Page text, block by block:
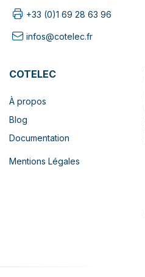
+33 (0)1 69 28 63 96
infos@cotelec.fr
COTELEC
À propos
Blog
Documentation
Mentions Légales